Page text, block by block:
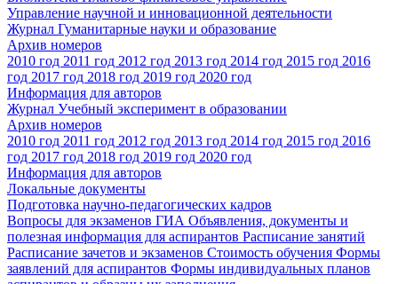
Управление научной и инновационной деятельности
Журнал Гуманитарные науки и образование
Архив номеров
2010 год 2011 год 2012 год 2013 год 2014 год 2015 год 2016
год 2017 год 2018 год 2019 год 2020 год
Информация для авторов
Журнал Учебный эксперимент в образовании
Архив номеров
2010 год 2011 год 2012 год 2013 год 2014 год 2015 год 2016
год 2017 год 2018 год 2019 год 2020 год
Информация для авторов
Локальные документы
Подготовка научно-педагогических кадров
Вопросы для экзаменов ГИА Объявления, документы и
полезная информация для аспирантов Расписание занятий
Расписание зачетов и экзаменов Стоимость обучения Формы
заявлений для аспирантов Формы индивидуальных планов